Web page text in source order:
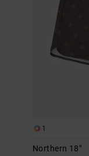
1
Northern 18"